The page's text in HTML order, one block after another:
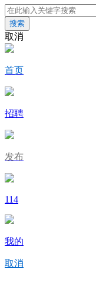
搜索
取消
首页
招聘
发布
114
我的
取消